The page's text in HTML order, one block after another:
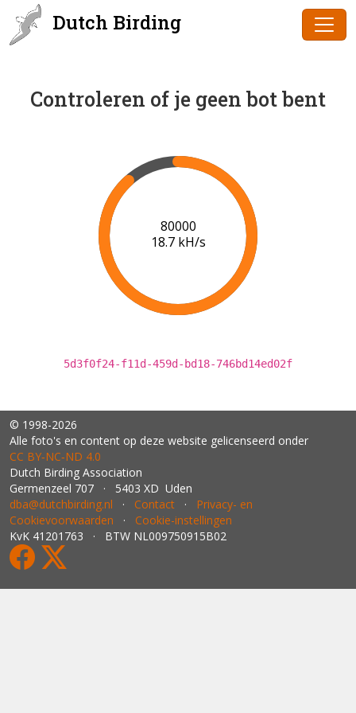
Dutch Birding
Controleren of je geen bot bent
80000
18.7 kH/s
5d3f0f24-f11d-459d-bd18-746bd14ed02f
© 1998-2026
Alle foto's en content op deze website gelicenseerd onder
CC BY‑NC‑ND 4.0
Dutch Birding Association
Germenzeel 707 · 5403 XD Uden
dba@dutchbirding.nl · Contact · Privacy- en
Cookievoorwaarden · Cookie-instellingen
KvK 41201763 · BTW NL009750915B02